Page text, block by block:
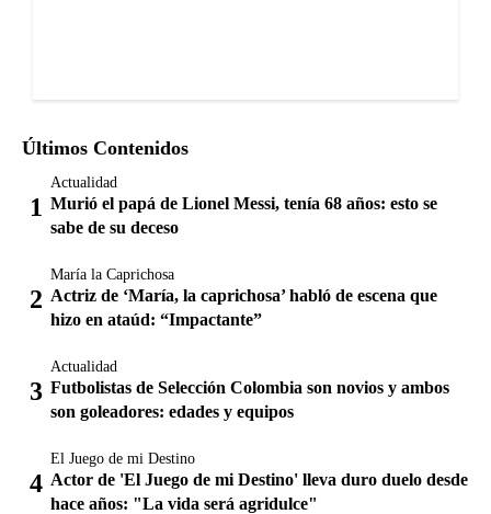
Últimos Contenidos
Actualidad
Murió el papá de Lionel Messi, tenía 68 años: esto se
sabe de su deceso
María la Caprichosa
Actriz de ‘María, la caprichosa’ habló de escena que
hizo en ataúd: “Impactante”
Actualidad
Futbolistas de Selección Colombia son novios y ambos
son goleadores: edades y equipos
El Juego de mi Destino
Actor de 'El Juego de mi Destino' lleva duro duelo desde
hace años: "La vida será agridulce"